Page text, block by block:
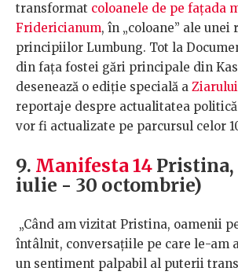
transformat coloanele de pe fațada
Fridericianum, în „coloane” ale
principiilor Lumbung. Tot la
din fața fostei gări principale din
desenează o ediție specială a
reportaje despre actualitatea politică
vor fi actualizate pe parcursul celor
9. Manifesta 14 Pristina,
iulie - 30 octombrie)
„Când am vizitat Pristina, oamenii
întâlnit, conversațiile pe care le-am
un sentiment palpabil al puterii